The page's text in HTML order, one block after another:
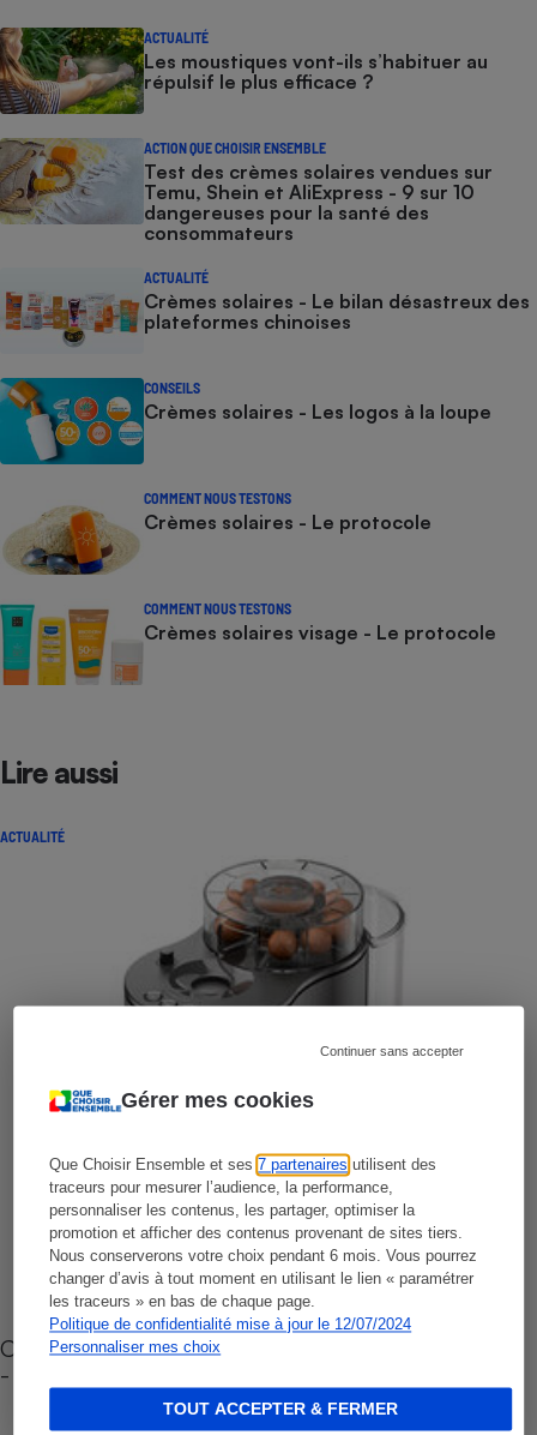
Gérer mes cookies
Que Choisir Ensemble et ses7 partenaires utilisent des
traceurs pour mesurer l’audience, la performance,
personnaliser les contenus, les partager, optimiser la
promotion et afficher des contenus provenant de sites tiers.
Nous conserverons votre choix pendant 6 mois. Vous pourrez
changer d’avis à tout moment en utilisant le lien « paramétrer
les traceurs » en bas de chaque page.
Politique de confidentialité mise à jour le 12/07/2024
Personnaliser mes choix
Continuer sans accepter
TOUT ACCEPTER & FERMER
ACTUALITÉ
Les moustiques vont-ils s’habituer au
répulsif le plus efficace ?
ACTION QUE CHOISIR ENSEMBLE
Test des crèmes solaires vendues sur
Temu, Shein et AliExpress - 9 sur 10
dangereuses pour la santé des
consommateurs
ACTUALITÉ
Crèmes solaires - Le bilan désastreux des
plateformes chinoises
CONSEILS
Crèmes solaires - Les logos à la loupe
COMMENT NOUS TESTONS
Crèmes solaires - Le protocole
COMMENT NOUS TESTONS
Crèmes solaires visage - Le protocole
Lire aussi
ACTUALITÉ
Cafetière à capsules zéro déchet CoffeeB (vidéo)
- Premières impressions